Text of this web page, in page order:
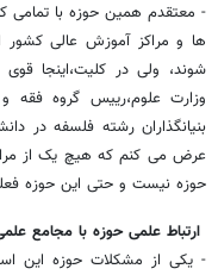
- معتقدم همین حوزه با تمامی
ها و مراکز آموزش عالی
شوند، ولی در کلیت،اینجا
وزارت علوم،رییس گروه
بنیانگذاران رشته فلسفه در
عرض می کنم که هیچ یک از
حوزه نیست و حتی این حوزه
ارتباط علمی حوزه با مجامع
- یکی از مشکلات حوزه این